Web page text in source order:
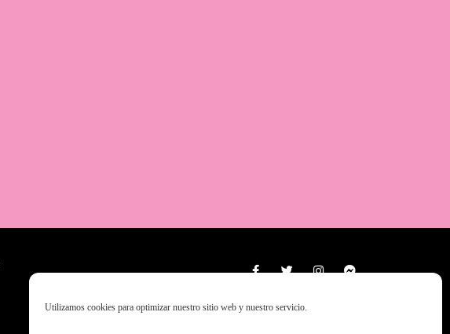
Utilizamos cookies para optimizar nuestro sitio web y nuestro servicio.